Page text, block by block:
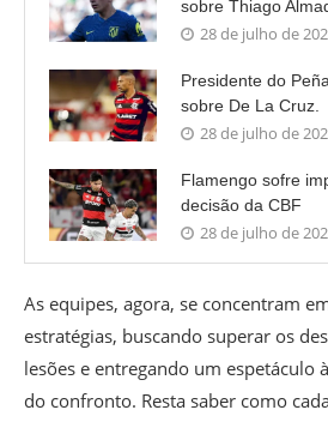
sobre Thiago
28 de julho de
Presidente do
sobre De La Cruz.
28 de julho de
Flamengo sofre
decisão da CBF
28 de julho de
As equipes, agora, se concentram
estratégias, buscando superar os
lesões e entregando um espetáculo
do confronto. Resta saber como